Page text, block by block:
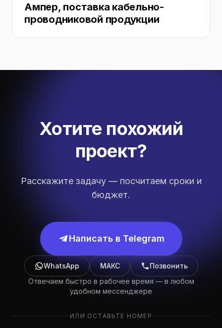
Ампер, поставка кабельно-
проводниковой продукции
Хотите похожий
проект?
Расскажите задачу — посчитаем сроки и
бюджет.
Написать в Telegram
WhatsApp МАКС
Позвонить
Отвечаем быстро в рабочее время — в любом
удобном мессенджере
ИЛИ ОСТАВЬТЕ НОМЕР